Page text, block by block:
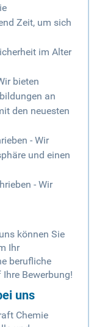
Zeit, um sich
im Alter
bieten
an
den neuesten
- Wir
und einen
- Wir
können Sie
Ihr
berufliche
Bewerbung!
uns
Chemie